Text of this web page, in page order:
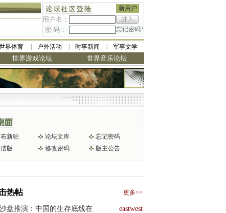
新用户
用户名：
密 码：
忘记密码?
界体育 户外活动 时事新闻 军事文学
世界游戏论坛 世界音乐论坛
新帖 论坛文库
忘记密码
版
修改密码 版主公告
热帖 更多>>
盘推演：中国的生存底线在 eastwest